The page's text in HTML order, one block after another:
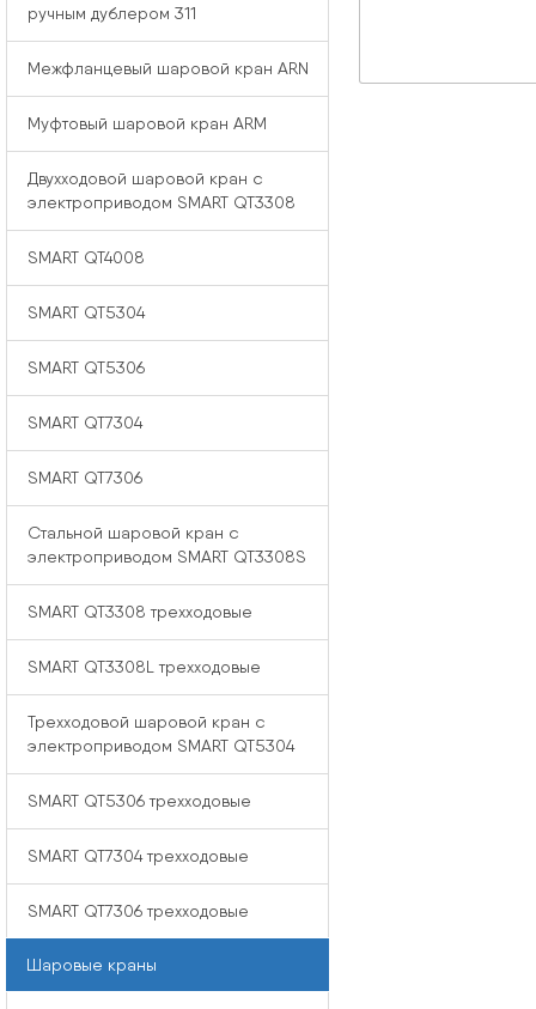
ручным дублером 311
Межфланцевый шаровой кран ARN
Муфтовый шаровой кран ARM
Двухходовой шаровой кран с
электроприводом SMART QT3308
SMART QT4008
SMART QT5304
SMART QT5306
SMART QT7304
SMART QT7306
Стальной шаровой кран с
электроприводом SMART QT3308S
SMART QT3308 трехходовые
SMART QT3308L трехходовые
Трехходовой шаровой кран с
электроприводом SMART QT5304
SMART QT5306 трехходовые
SMART QT7304 трехходовые
SMART QT7306 трехходовые
Шаровые краны